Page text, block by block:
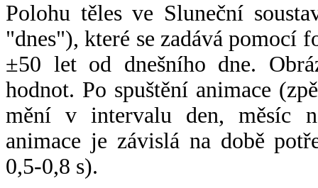
Polohu těles ve Sluneční
"dnes"), které se zadává pomocí
±50 let od dnešního dne.
hodnot. Po spuštění animace
mění v intervalu den, měsíc
animace je závislá na době
0,5-0,8 s).